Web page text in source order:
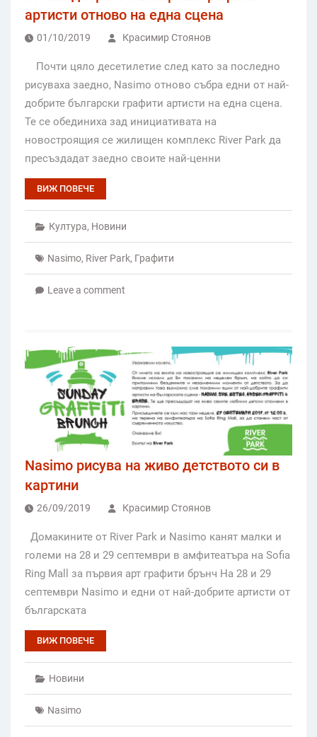
артисти отново на една сцена
01/10/2019 Красимир Стоянов
Почти цяло десетилетие след като за последно
рисуваха заедно, Nasimo отново събра едни от най-
добрите български графити артисти на една сцена.
Те се обединиха зад инициативата на
новостроящия се жилищен комплекс River Park да
пресъздадат заедно своите най-ценни
ВИЖ ПОВЕЧЕ
Култура, Новини
Nasimo, River Park, Графити
Leave a comment
Nasimo рисува на живо детството си в
картини
26/09/2019 Красимир Стоянов
Домакините от River Park и Nasimo канят малки и
големи на 28 и 29 септември в амфитеатъра на Sofia
Ring Mall за първия арт графити брънч На 28 и 29
септември Nasimo и едни от най-добрите артисти от
българската
ВИЖ ПОВЕЧЕ
Новини
Nasimo